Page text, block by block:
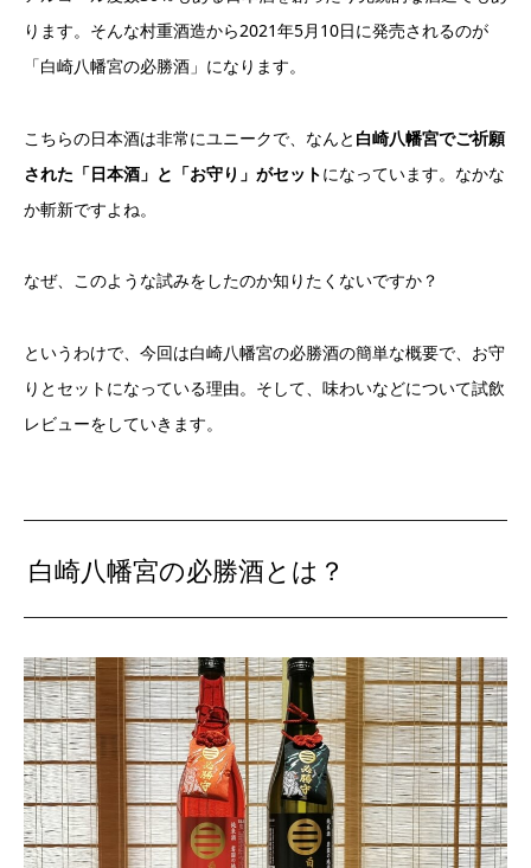
ります。そんな村重酒造から2021年5月10日に発売されるのが
「白崎八幡宮の必勝酒」になります。
こちらの日本酒は非常にユニークで、なんと 白崎八幡宮でご祈願
された「日本酒」と「お守り」がセットになっています。なかな
か斬新ですよね。
なぜ、このような試みをしたのか知りたくないですか？
というわけで、今回は白崎八幡宮の必勝酒の簡単な概要で、お守
りとセットになっている理由。そして、味わいなどについて試飲
レビューをしていきます。
白崎八幡宮の必勝酒とは？